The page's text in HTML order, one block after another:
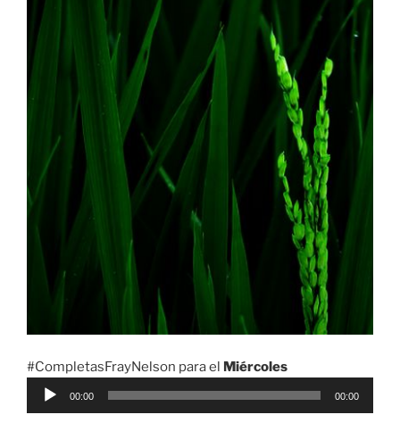
#CompletasFrayNelson para el Miércoles
Reproductor
00:00 00:00